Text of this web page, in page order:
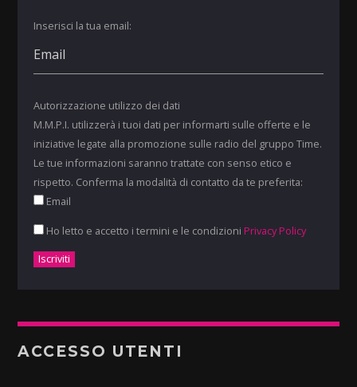
Inserisci la tua email:
Autorizzazione utilizzo dei dati
M.M.P.I. utilizzerà i tuoi dati per informarti sulle offerte e le
iniziative legate alla promozione sulle radio del gruppo Time.
Le tue informazioni saranno trattate con senso etico e
rispetto. Conferma la modalità di contatto da te preferita:
Email
Ho letto e accetto i termini e le condizioni Privacy Policy
ACCESSO UTENTI